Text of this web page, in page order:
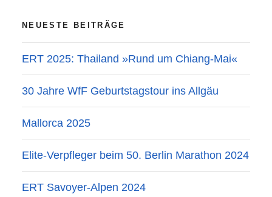
NEUESTE BEITRÄGE
ERT 2025: Thailand »Rund um Chiang-Mai«
30 Jahre WfF Geburtstagstour ins Allgäu
Mallorca 2025
Elite-Verpfleger beim 50. Berlin Marathon 2024
ERT Savoyer-Alpen 2024